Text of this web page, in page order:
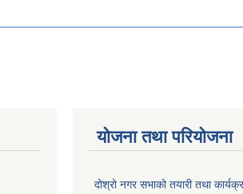
योजना तथा परियोजना
दोश्रो नगर सभाको तयारी तथा